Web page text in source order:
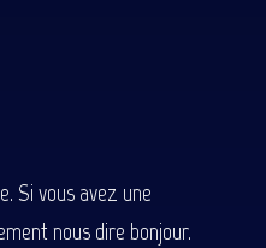
Si vous avez une
nous dire bonjour.